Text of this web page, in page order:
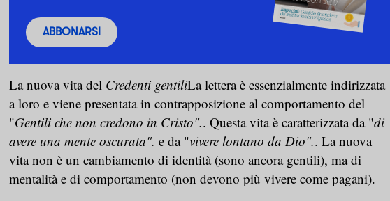
ABBONARSI
La nuova vita del Credenti gentiliLa lettera è essenzialmente indirizzata
a loro e viene presentata in contrapposizione al comportamento del
"Gentili che non credono in Cristo".. Questa vita è caratterizzata da "di
avere una mente oscurata". e da "vivere lontano da Dio".. La nuova
vita non è un cambiamento di identità (sono ancora gentili), ma di
mentalità e di comportamento (non devono più vivere come pagani).